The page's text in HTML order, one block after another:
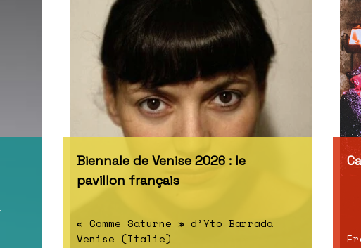
Biennale de Venise 2026 : le
pavillon français
« Comme Saturne » d’Yto Barrada
Venise (Italie)